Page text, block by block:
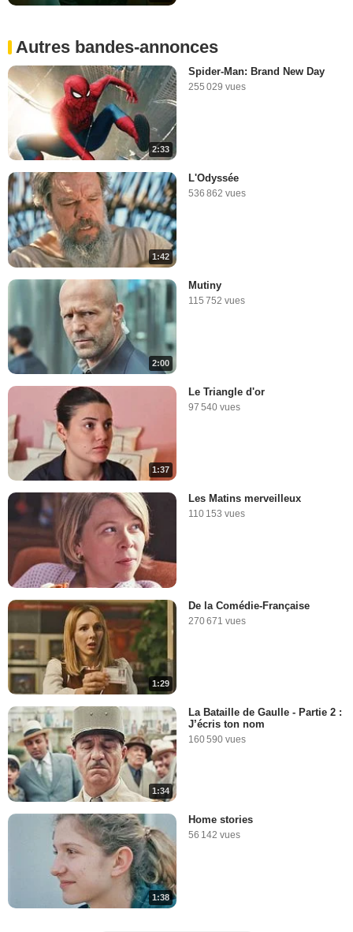
Autres bandes-annonces
2:33
Spider-Man: Brand New Day
255 029 vues
1:42
L'Odyssée
536 862 vues
2:00
Mutiny
115 752 vues
1:37
Le Triangle d'or
97 540 vues
Les Matins merveilleux
110 153 vues
1:29
De la Comédie-Française
270 671 vues
1:34
La Bataille de Gaulle - Partie 2 :
J’écris ton nom
160 590 vues
1:38
Home stories
56 142 vues